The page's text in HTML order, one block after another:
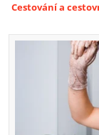
Cestování a